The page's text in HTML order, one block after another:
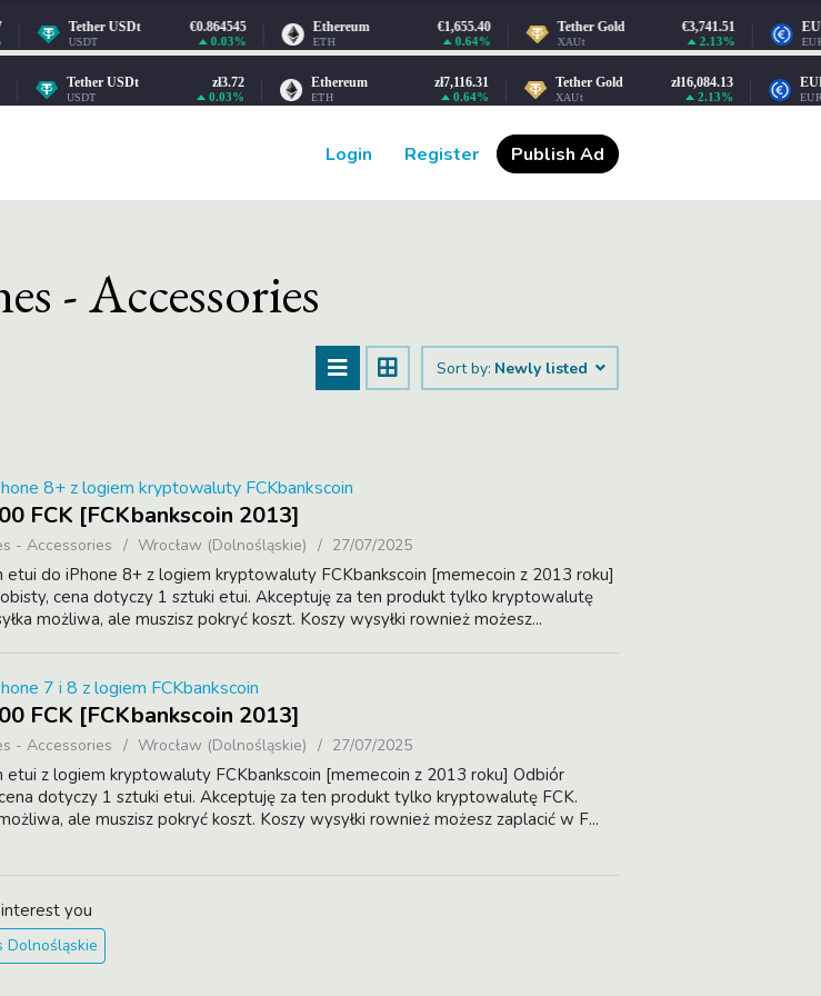
Login Register Publish Ad
- Accessories
Sort by: Newly listed
8+ z logiem kryptowaluty FCKbankscoin
FCK [FCKbankscoin 2013]
- Accessories Wrocław (Dolnośląskie) 27/07/2025
etui do iPhone 8+ z logiem kryptowaluty FCKbankscoin [memecoin z 2013 roku]
cena dotyczy 1 sztuki etui. Akceptuję za ten produkt tylko kryptowalutę
możliwa, ale muszisz pokryć koszt. Koszy wysyłki rownież możesz...
7 i 8 z logiem FCKbankscoin
FCK [FCKbankscoin 2013]
- Accessories Wrocław (Dolnośląskie) 27/07/2025
etui z logiem kryptowaluty FCKbankscoin [memecoin z 2013 roku] Odbiór
dotyczy 1 sztuki etui. Akceptuję za ten produkt tylko kryptowalutę FCK.
ale muszisz pokryć koszt. Koszy wysyłki rownież możesz zaplacić w F...
you
Dolnośląskie